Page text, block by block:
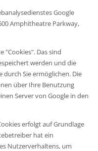
Google
Amphitheatre Parkway,
"Cookies". Das sind
werden und die
durch Sie ermöglichen. Die
über Ihre Benutzung
Server von Google in den
erfolgt auf Grundlage
hat ein
Nutzerverhaltens, um